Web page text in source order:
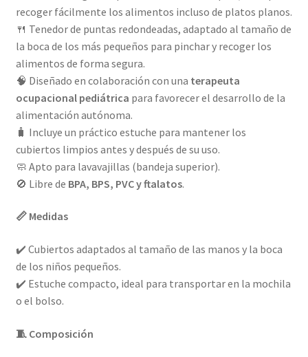
recoger fácilmente los alimentos incluso de platos planos.
🍴 Tenedor de puntas redondeadas, adaptado al tamaño de
la boca de los más pequeños para pinchar y recoger los
alimentos de forma segura.
🧠 Diseñado en colaboración con una terapeuta
ocupacional pediátrica para favorecer el desarrollo de la
alimentación autónoma.
🧳 Incluye un práctico estuche para mantener los
cubiertos limpios antes y después de su uso.
🧼 Apto para lavavajillas (bandeja superior).
🚫 Libre de BPA, BPS, PVC y ftalatos.
📏 Medidas
✔️ Cubiertos adaptados al tamaño de las manos y la boca
de los niños pequeños.
✔️ Estuche compacto, ideal para transportar en la mochila
o el bolso.
🧵 Composición